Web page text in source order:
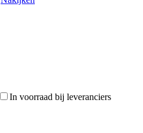
In voorraad bij leveranciers